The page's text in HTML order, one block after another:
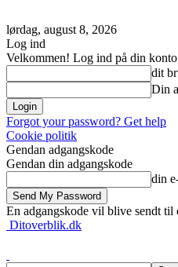
lørdag, august 8, 2026
Log ind
Velkommen! Log ind på din konto
dit
Din
Forgot your password? Get help
Cookie politik
Gendan adgangskode
Gendan din adgangskode
din
En adgangskode vil blive sendt til
Ditoverblik.dk